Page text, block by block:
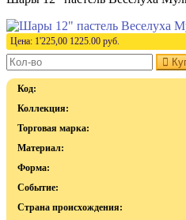
Цена: 1'225,00 1225.00 руб.
Код:
Коллекция:
Торговая марка:
Материал:
Форма:
Событие:
Страна происхождения: